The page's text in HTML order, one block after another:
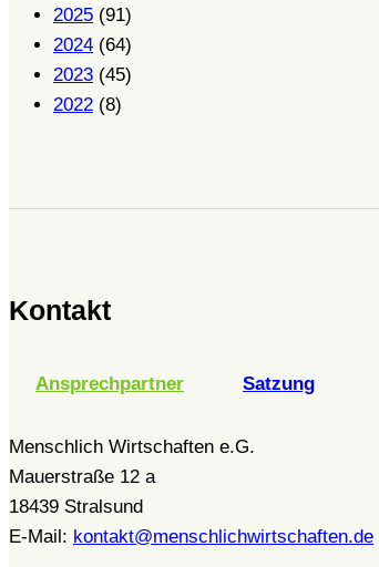
2025 (91)
2024 (64)
2023 (45)
2022 (8)
Kontakt
Ansprechpartner Satzung
Menschlich Wirtschaften e.G.
Mauerstraße 12 a
18439 Stralsund
E-Mail: kontakt@menschlichwirtschaften.de